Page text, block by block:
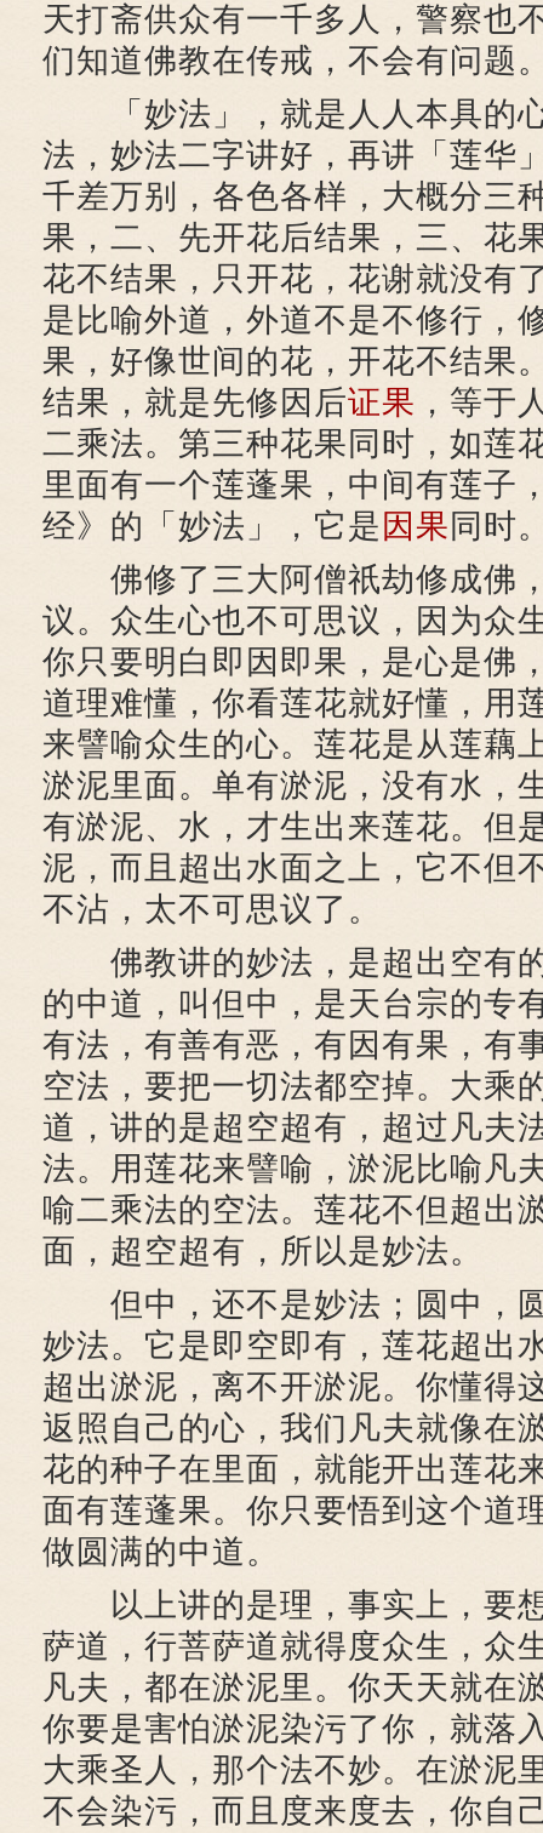
天打斋供众有一千多人，警察也
们知道佛教在传戒，不会有问题
「妙法」，就是人人本具的
法，妙法二字讲好，再讲「莲华
千差万别，各色各样，大概分三
果，二、先开花后结果，三、花
花不结果，只开花，花谢就没有
是比喻外道，外道不是不修行，
果，好像世间的花，开花不结果
结果，就是先修因后证果 ，等于
二乘法。第三种花果同时，如莲
里面有一个莲蓬果，中间有莲子
经》的「妙法」，它是 因果 同时
佛修了三大阿僧祇劫修成佛
议。众生心也不可思议，因为众
你只要明白即因即果，是心是佛
道理难懂，你看莲花就好懂，用
来譬喻众生的心。莲花是从莲藕
淤泥里面。单有淤泥，没有水，
有淤泥、水，才生出来莲花。但
泥，而且超出水面之上，它不但
不沾，太不可思议了。
佛教讲的妙法，是超出空有
的中道，叫但中，是天台宗的专
有法，有善有恶，有因有果，有
空法，要把一切法都空掉。大乘
道，讲的是超空超有，超过凡夫
法。用莲花来譬喻，淤泥比喻凡
喻二乘法的空法。莲花不但超出
面，超空超有，所以是妙法。
但中，还不是妙法；圆中，
妙法。它是即空即有，莲花超出
超出淤泥，离不开淤泥。你懂得
返照自己的心，我们凡夫就像在
花的种子在里面，就能开出莲花
面有莲蓬果。你只要悟到这个道
做圆满的中道。
以上讲的是理，事实上，要
萨道，行菩萨道就得度众生，众
凡夫，都在淤泥里。你天天就在
你要是害怕淤泥染污了你，就落
大乘圣人，那个法不妙。在淤泥
不会染污，而且度来度去，你自